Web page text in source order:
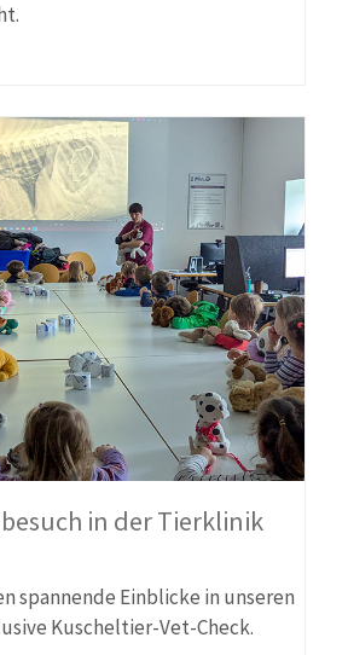
in der Tierklinik
spannende Einblicke in unseren
Kuscheltier-Vet-Check.